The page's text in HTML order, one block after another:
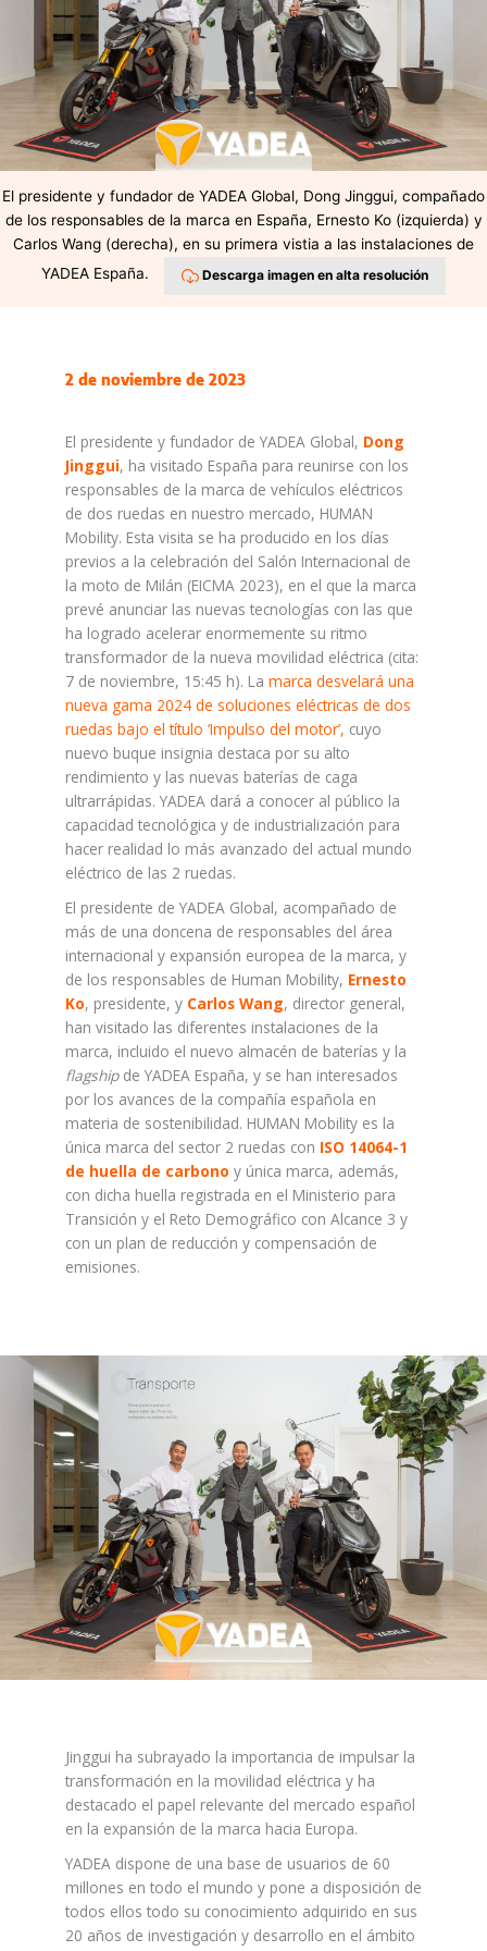
El presidente y fundador de YADEA Global, Dong Jinggui, compañado
de los responsables de la marca en España, Ernesto Ko (izquierda) y
Carlos Wang (derecha), en su primera vistia a las instalaciones de
YADEA España.
Descarga imagen en alta resolución
2 de noviembre de 2023
El presidente y fundador de YADEA Global, Dong
Jinggui, ha visitado España para reunirse con los
responsables de la marca de vehículos eléctricos
de dos ruedas en nuestro mercado, HUMAN
Mobility. Esta visita se ha producido en los días
previos a la celebración del Salón Internacional de
la moto de Milán (EICMA 2023), en el que la marca
prevé anunciar las nuevas tecnologías con las que
ha logrado acelerar enormemente su ritmo
transformador de la nueva movilidad eléctrica (cita:
7 de noviembre, 15:45 h). La marca desvelará una
nueva gama 2024 de soluciones eléctricas de dos
ruedas bajo el título ‘Impulso del motor’, cuyo
nuevo buque insignia destaca por su alto
rendimiento y las nuevas baterías de caga
ultrarrápidas. YADEA dará a conocer al público la
capacidad tecnológica y de industrialización para
hacer realidad lo más avanzado del actual mundo
eléctrico de las 2 ruedas.
El presidente de YADEA Global, acompañado de
más de una doncena de responsables del área
internacional y expansión europea de la marca, y
de los responsables de Human Mobility, Ernesto
Ko, presidente, y Carlos Wang, director general,
han visitado las diferentes instalaciones de la
marca, incluido el nuevo almacén de baterías y la
flagshipde YADEA España, y se han interesados
por los avances de la compañía española en
materia de sostenibilidad. HUMAN Mobility es la
única marca del sector 2 ruedas con ISO 14064-1
de huella de carbono y única marca, además,
con dicha huella registrada en el Ministerio para
Transición y el Reto Demográfico con Alcance 3 y
con un plan de reducción y compensación de
emisiones.
Jinggui ha subrayado la importancia de impulsar la
transformación en la movilidad eléctrica y ha
destacado el papel relevante del mercado español
en la expansión de la marca hacia Europa.
YADEA dispone de una base de usuarios de 60
millones en todo el mundo y pone a disposición de
todos ellos todo su conocimiento adquirido en sus
20 años de investigación y desarrollo en el ámbito